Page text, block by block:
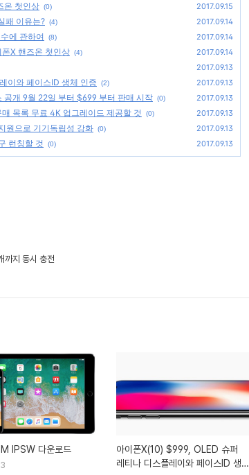
온 첫인상 (0) 2017.09.15
패 이유는? (4) 2017.09.14
에 관하여 (8) 2017.09.14
X 핸즈온 첫인상 (4) 2017.09.14
2017.09.13
이와 페이스ID 생체 인증 (2) 2017.09.13
개 9월 22일 부터 $699 부터 판매 시작 (0) 2017.09.13
목록 무료 4K 업그레이드 제공할 것 (0) 2017.09.13
원으로 기기독립성 강화 (0) 2017.09.13
런칭할 것 (0) 2017.09.13
지 동시 충전
IPSW 다운로드
아이폰X(10) $999, OLED 슈퍼
레티나 디스플레이와 페이스ID 생체